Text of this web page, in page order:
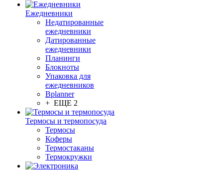
Ежедневники
Недатированные
ежедневники
Датированные
ежедневники
Планинги
Блокноты
Упаковка для
ежедневников
Bplanner
+ ЕЩЕ 2
Термосы и термопосуда
Термосы
Коферы
Термостаканы
Термокружки